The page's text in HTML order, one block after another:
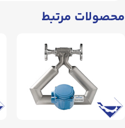
محصولات مرتبط